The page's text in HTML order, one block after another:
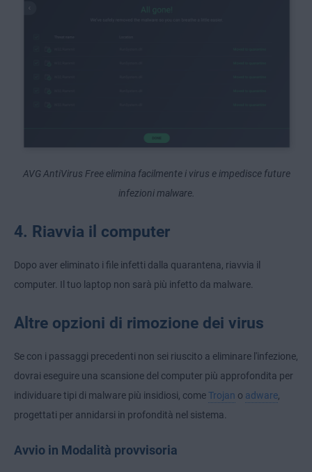
AVG AntiVirus Free elimina facilmente i virus e impedisce future
infezioni malware.
4. Riavvia il computer
Dopo aver eliminato i file infetti dalla quarantena, riavvia il
computer. Il tuo laptop non sarà più infetto da malware.
Altre opzioni di rimozione dei virus
Se con i passaggi precedenti non sei riuscito a eliminare l'infezione,
dovrai eseguire una scansione del computer più approfondita per
individuare tipi di malware più insidiosi, comeTrojan o adware
progettati per annidarsi in profondità nel sistema.
Avvio in Modalità provvisoria